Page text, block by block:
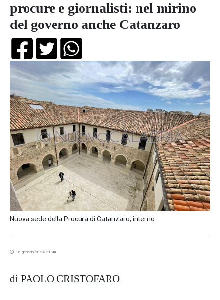
procure e giornalisti: nel mirino
del governo anche Catanzaro
Nuova sede della Procura di Catanzaro, interno
16 gennaio 2024 21:48
di PAOLO CRISTOFARO